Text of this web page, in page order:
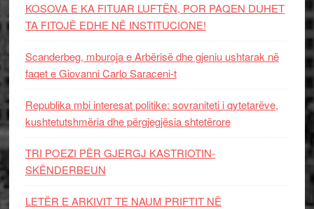
KOSOVA E KA FITUAR LUFTËN, POR PAQEN DUHET
TA FITOJË EDHE NË INSTITUCIONE!
Scanderbeg, mburoja e Arbërisë dhe gjeniu ushtarak në
faqet e Giovanni Carlo Saraceni-t
Republika mbi interesat politike: sovraniteti i qytetarëve,
kushtetutshmëria dhe përgjegjësia shtetërore
TRI POEZI PËR GJERGJ KASTRIOTIN-
SKËNDERBEUN
LETËR E ARKIVIT TE NAUM PRIFTIT NË